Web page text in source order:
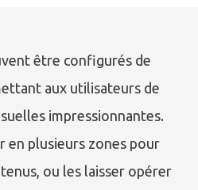
être configurés de
aux utilisateurs de
impressionnantes.
en plusieurs zones pour
ou les laisser opérer